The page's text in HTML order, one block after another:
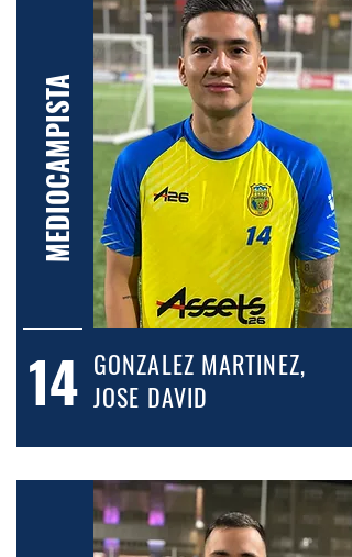
MEDIOCAMPISTA
14 GONZALEZ MARTINEZ,
JOSE DAVID